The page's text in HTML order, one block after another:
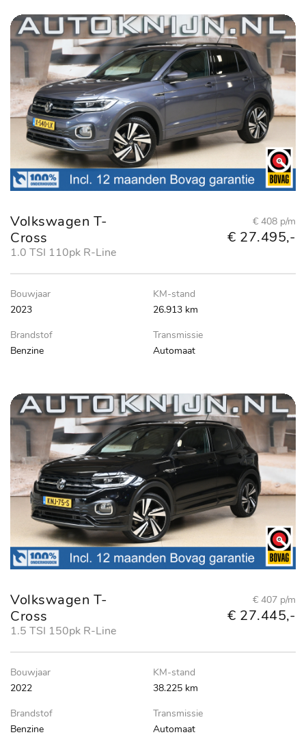
Volkswagen T-
Cross
1.0 TSI 110pk R-Line
€ 408 p/m
€ 27.495,-
Bouwjaar
2023
KM-stand
26.913 km
Brandstof
Benzine
Transmissie
Automaat
Volkswagen T-
Cross
1.5 TSI 150pk R-Line
€ 407 p/m
€ 27.445,-
Bouwjaar
2022
KM-stand
38.225 km
Brandstof
Benzine
Transmissie
Automaat